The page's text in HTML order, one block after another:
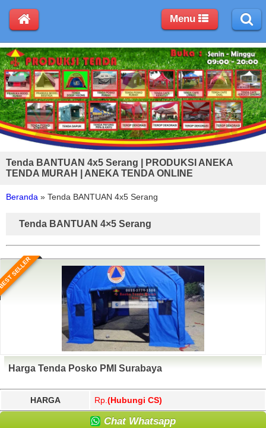
Tenda BANTUAN 4x5 Serang | PRODUKSI ANEKA
TENDA MURAH | ANEKA TENDA ONLINE
Beranda » Tenda BANTUAN 4x5 Serang
Tenda BANTUAN 4×5 Serang
SELLER
Harga Tenda Posko PMI Surabaya
HARGA Rp. (Hubungi CS)
Chat Whatsapp
Menu